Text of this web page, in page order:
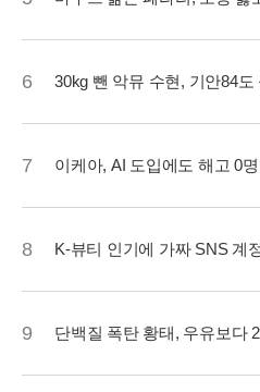
6 30kg 뺀 악뮤 수현, 기안84도
7 이케아, AI 도입에도 해고 0
8 K-뷰티 인기에 가짜 SNS 계
9 단백질 폭탄 황태, 우유보다